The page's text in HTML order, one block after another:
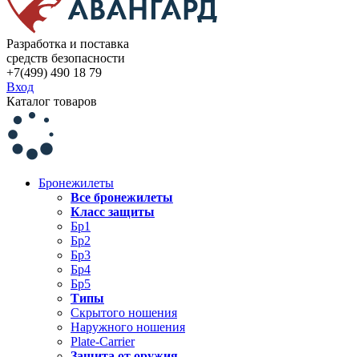
Разработка и поставка
средств безопасности
+7(499) 490 18 79
Вход
Каталог товаров
Бронежилеты
Все бронежилеты
Класс защиты
Бр1
Бр2
Бр3
Бр4
Бр5
Типы
Скрытого ношения
Наружного ношения
Plate-Carrier